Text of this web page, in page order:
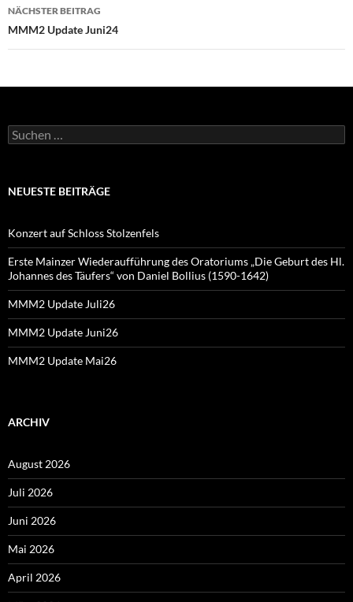
NÄCHSTER BEITRAG
MMM2 Update Juni24
Suchen
nach:
NEUESTE BEITRÄGE
Konzert auf Schloss Stolzenfels
Erste Mainzer Wiederaufführung des Oratoriums „Die Geburt des Hl.
Johannes des Täufers“ von Daniel Bollius (1590-1642)
MMM2 Update Juli26
MMM2 Update Juni26
MMM2 Update Mai26
ARCHIV
August 2026
Juli 2026
Juni 2026
Mai 2026
April 2026